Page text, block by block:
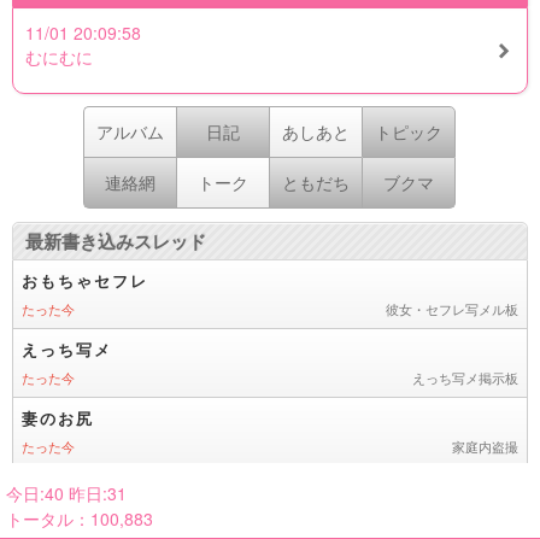
11/01 20:09:58
むにむに
アルバム 日記 あしあと トピック
連絡網 トーク ともだち ブクマ
今日:40 昨日:31
トータル：100,883